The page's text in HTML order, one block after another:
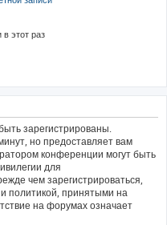
этот раз
зарегистрированы.
но предоставляет вам
конференции могут быть
для
чем зарегистрироваться,
политикой, принятыми на
на форумах означает